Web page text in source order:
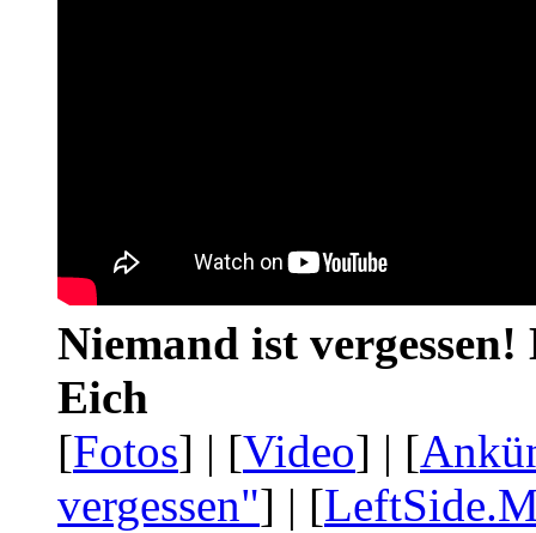
Niemand ist
Eich
[Fotos] | [Video] | [
vergessen"] | [